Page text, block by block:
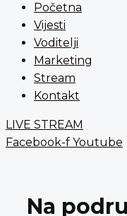
Početna
Vijesti
Voditelji
Marketing
Stream
Kontakt
LIVE STREAM
Facebook-f Youtube
Na